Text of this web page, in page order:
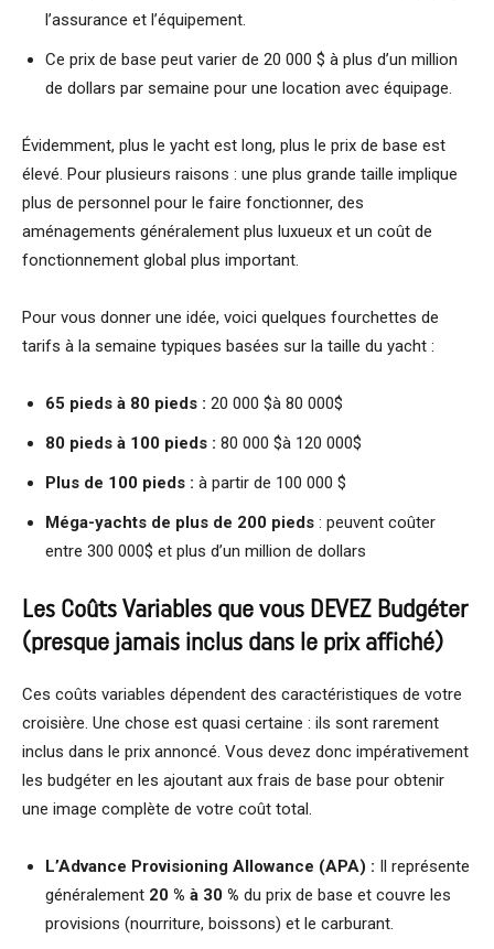
l’assurance et l’équipement.
Ce prix de base peut varier de 20 000 $ à plus d’un million
de dollars par semaine pour une location avec équipage.
Évidemment, plus le yacht est long, plus le prix de base est
élevé. Pour plusieurs raisons : une plus grande taille implique
plus de personnel pour le faire fonctionner, des
aménagements généralement plus luxueux et un coût de
fonctionnement global plus important.
Pour vous donner une idée, voici quelques fourchettes de
tarifs à la semaine typiques basées sur la taille du yacht :
65 pieds à 80 pieds : 20 000 $à 80 000$
80 pieds à 100 pieds : 80 000 $à 120 000$
Plus de 100 pieds : à partir de 100 000 $
Méga-yachts de plus de 200 pieds : peuvent coûter
entre 300 000$ et plus d’un million de dollars
Les Coûts Variables que vous DEVEZ Budgéter
(presque jamais inclus dans le prix affiché)
Ces coûts variables dépendent des caractéristiques de votre
croisière. Une chose est quasi certaine : ils sont rarement
inclus dans le prix annoncé. Vous devez donc impérativement
les budgéter en les ajoutant aux frais de base pour obtenir
une image complète de votre coût total.
L’Advance Provisioning Allowance (APA) : Il représente
généralement 20 % à 30 % du prix de base et couvre les
provisions (nourriture, boissons) et le carburant.